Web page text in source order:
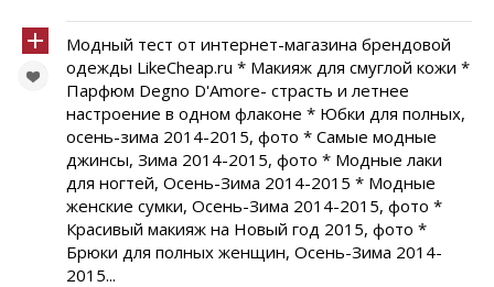
Модный тест от интернет-магазина брендовой
одежды LikeCheap.ru * Макияж для смуглой кожи *
Парфюм Degno D'Amore- страсть и летнее
настроение в одном флаконе * Юбки для полных,
осень-зима 2014-2015, фото * Самые модные
джинсы, Зима 2014-2015, фото * Модные лаки
для ногтей, Осень-Зима 2014-2015 * Модные
женские сумки, Осень-Зима 2014-2015, фото *
Красивый макияж на Новый год 2015, фото *
Брюки для полных женщин, Осень-Зима 2014-
2015...